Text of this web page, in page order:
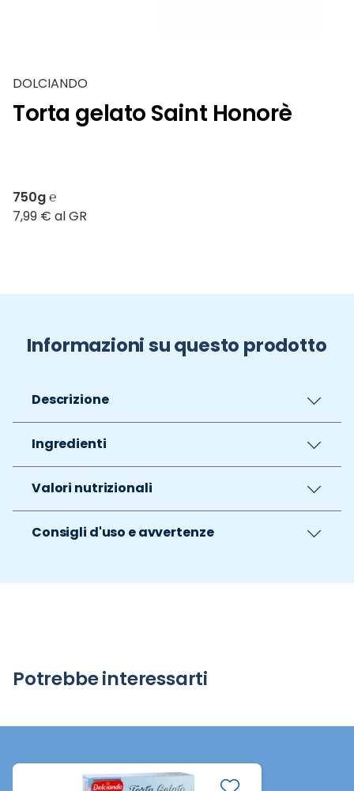
DOLCIANDO
Torta gelato Saint Honorè
750g ℮
7,99 € al GR
Informazioni su questo prodotto
Descrizione
Ingredienti
Valori nutrizionali
Consigli d'uso e avvertenze
Potrebbe interessarti